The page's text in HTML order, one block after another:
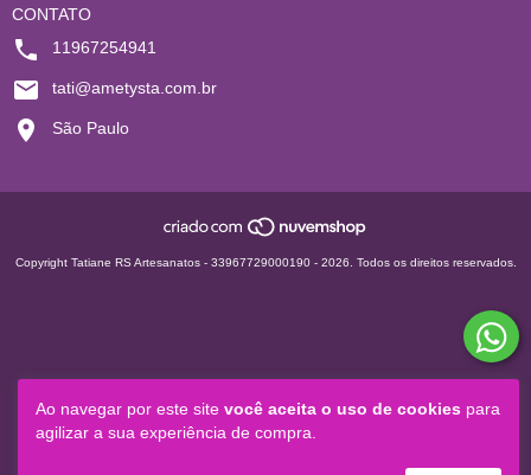
Ao navegar por este site você aceita o uso de cookies para
agilizar a sua experiência de compra.
CONTATO
11967254941
tati@ametysta.com.br
São Paulo
Copyright Tatiane RS Artesanatos - 33967729000190 - 2026. Todos os direitos reservados.